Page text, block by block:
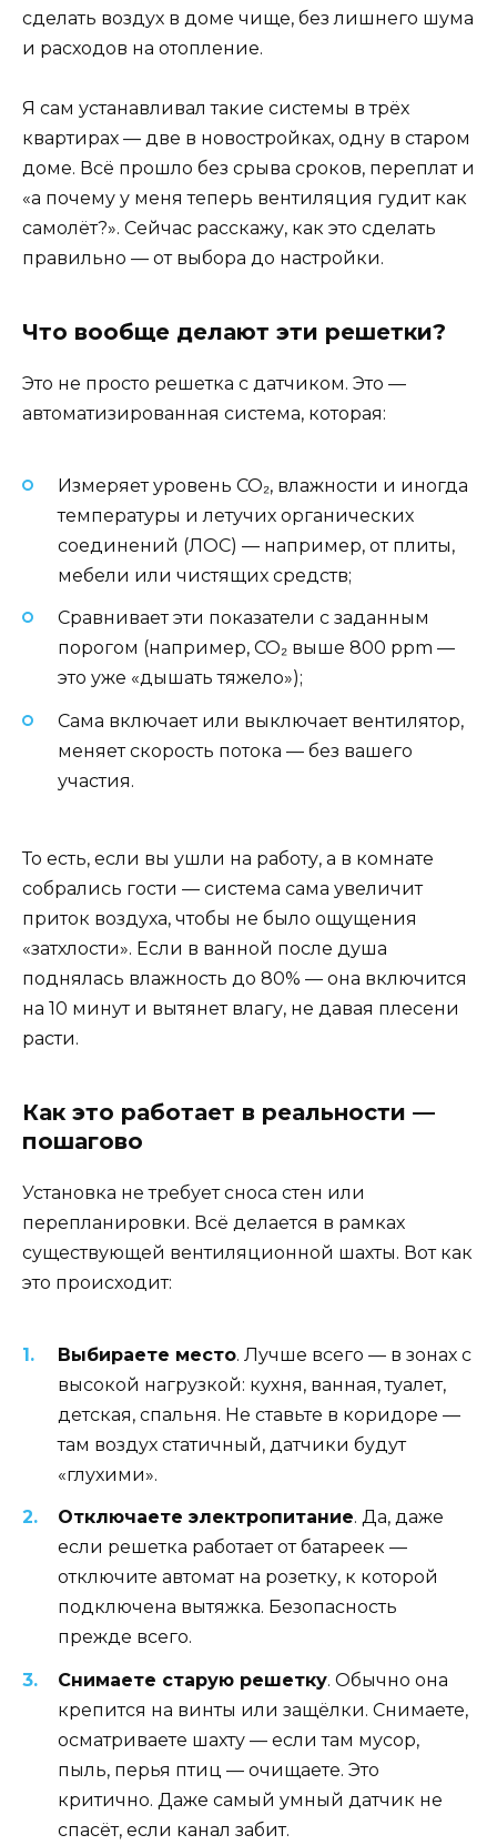
сделать воздух в доме чище, без лишнего шума
и расходов на отопление.
Я сам устанавливал такие системы в трёх
квартирах — две в новостройках, одну в старом
доме. Всё прошло без срыва сроков, переплат и
«а почему у меня теперь вентиляция гудит как
самолёт?». Сейчас расскажу, как это сделать
правильно — от выбора до настройки.
Что вообще делают эти решетки?
Это не просто решетка с датчиком. Это —
автоматизированная система, которая:
Измеряет уровень CO₂, влажности и иногда
температуры и летучих органических
соединений (ЛОС) — например, от плиты,
мебели или чистящих средств;
Сравнивает эти показатели с заданным
порогом (например, CO₂ выше 800 ppm —
это уже «дышать тяжело»);
Сама включает или выключает вентилятор,
меняет скорость потока — без вашего
участия.
То есть, если вы ушли на работу, а в комнате
собрались гости — система сама увеличит
приток воздуха, чтобы не было ощущения
«затхлости». Если в ванной после душа
поднялась влажность до 80% — она включится
на 10 минут и вытянет влагу, не давая плесени
расти.
Как это работает в реальности —
пошагово
Установка не требует сноса стен или
перепланировки. Всё делается в рамках
существующей вентиляционной шахты. Вот как
это происходит:
Выбираете место. Лучше всего — в зонах с
высокой нагрузкой: кухня, ванная, туалет,
детская, спальня. Не ставьте в коридоре —
там воздух статичный, датчики будут
«глухими».
Отключаете электропитание. Да, даже
если решетка работает от батареек —
отключите автомат на розетку, к которой
подключена вытяжка. Безопасность
прежде всего.
Снимаете старую решетку. Обычно она
крепится на винты или защёлки. Снимаете,
осматриваете шахту — если там мусор,
пыль, перья птиц — очищаете. Это
критично. Даже самый умный датчик не
спасёт, если канал забит.